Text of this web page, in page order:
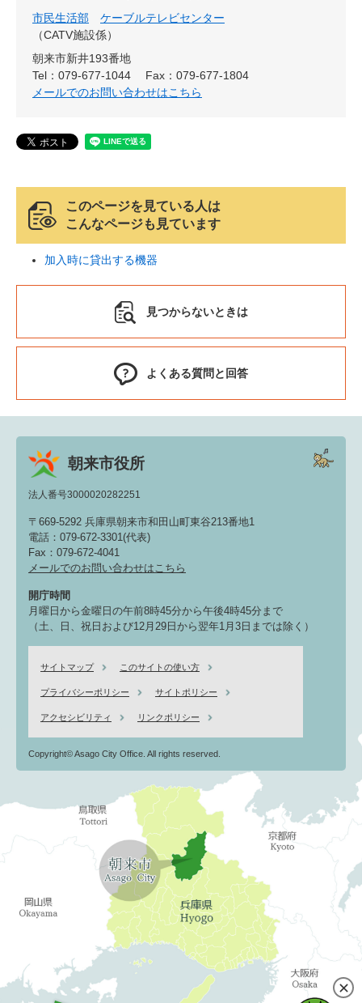
市民生活部
ケーブルテレビセンター
CATV施設係
朝来市新井193番地
Tel：079-677-1044
Fax：079-677-1804
メールでのお問い合わせはこちら
このページを見ている人は
こんなページも見ています
加入時に貸出する機器
見つからないときは
よくある質問と回答
朝来市役所
法人番号3000020282251
〒669-5292 兵庫県朝来市和田山町東谷213番地1
電話：079-672-3301(代表)
Fax：079-672-4041
メールでのお問い合わせはこちら
開庁時間
月曜日から金曜日の午前8時45分から午後4時45分まで
（土、日、祝日および12月29日から翌年1月3日までは除く）
サイトマップ このサイトの使い方
プライバシーポリシー サイトポリシー
アクセシビリティ リンクポリシー
Copyright© Asago City Office. All rights reserved.